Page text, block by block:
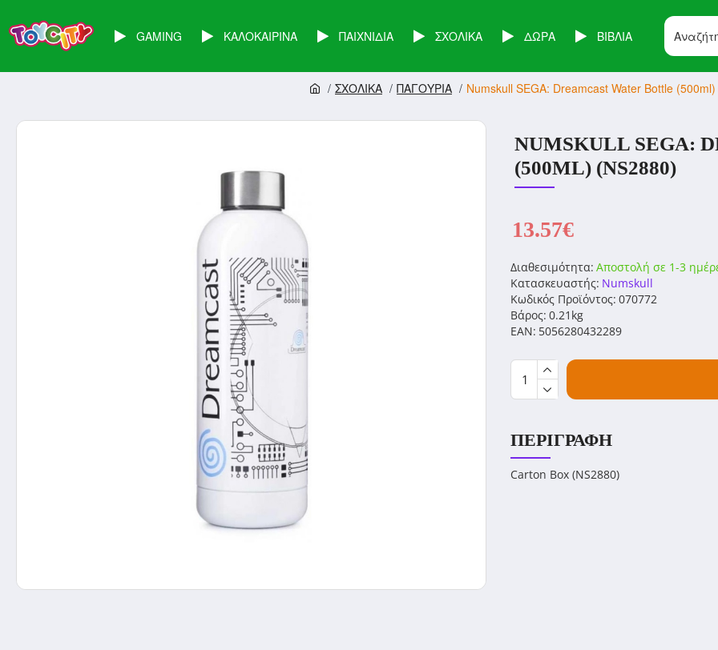
GAMING ΚΑΛΟΚΑΙΡΙΝΑ ΠΑΙΧΝΙΔΙΑ ΣΧΟΛΙΚΑ ΔΩΡΑ ΒΙΒΛΙΑ
ΣΧΟΛΙΚΑ ΠΑΓΟΥΡΙΑ Numskull SEGA: Dreamcast Water Bottle
NUMSKULL SEGA:
(500ML) (NS2880)
Διαθεσιμότητα: Αποστολή σε 1-3
Κατασκευαστής: Numskull
Κωδικός Προϊόντος: 070772
Βάρος: 0.21kg
EAN: 5056280432289
13.57€
ΠΕΡΙΓΡΑΦΉ
Carton Box (NS2880)